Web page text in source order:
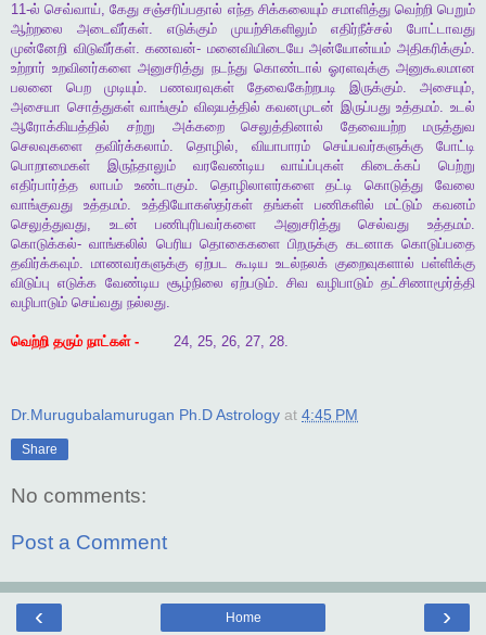
11-ல் செவ்வாய்,கேது சஞ்சரிப்பதால் எந்த சிக்கலையும் சமாளித்து வெற்றி பெறும்
ஆற்றலை
அடைவீர்கள். எடுக்கும் முயற்சிகளிலும் எதிர்நீச்சல்
போட்டாவது
முன்னேறி விடுவீர்கள்.கணவன்- மனைவியிடையே அன்யோன்யம் அதிகரிக்கும்.
உற்றார் உறவினர்களை அனுசரித்து நடந்து கொண்டால் ஓரளவுக்கு அனுகூலமான
பலனை
பெற முடியும். பணவரவுகள் தேவைகேற்றபடி இருக்கும். அசையும்,
அசையா சொத்துகள் வாங்கும் விஷயத்தில் கவனமுடன் இருப்பது உத்தமம்.உடல்
ஆரோக்கியத்தில்
சற்று அக்கறை செலுத்தினால் தேவையற்ற
மருத்துவ
செலவுகளை
தவிர்க்கலாம். தொழில், வியாபாரம் செய்பவர்களுக்கு
போட்டி
பொறாமைகள்
இருந்தாலும் வரவேண்டிய வாய்ப்புகள் கிடைக்கப்
பெற்று
எதிர்பார்த்த
லாபம் உண்டாகும். தொழிலாளர்களை தட்டி கொடுத்து
வேலை
வாங்குவது
உத்தமம். உத்தியோகஸ்தர்கள் தங்கள் பணிகளில் மட்டும்
கவனம்
செலுத்துவது, உடன் பணிபுரிபவர்களை அனுசரித்து செல்வது உத்தமம்.
கொடுக்கல்-வாங்கலில் பெரிய தொகைகளை பிறருக்கு கடனாக கொடுப்பதை
தவிர்க்கவும். மாணவர்களுக்கு ஏற்பட கூடிய உடல்நலக் குறைவுகளால் பள்ளிக்கு
விடுப்பு எடுக்க வேண்டிய சூழ்நிலை ஏற்படும்.சிவ வழிபாடும் தட்சிணாமூர்த்தி
வழிபாடும் செய்வது நல்லது.
வெற்றி தரும் நாட்கள்- 24, 25, 26, 27, 28.
Dr.Murugubalamurugan Ph.D Astrology at 4:45 PM
Share
No comments:
Post a Comment
‹ ›
Home